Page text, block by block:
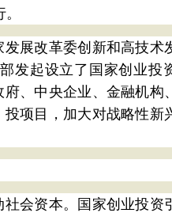
展改革委创新和高技术
发起设立了国家创业投
、中央企业、金融机构
项目，加大对战略性新
会资本。国家创业投资